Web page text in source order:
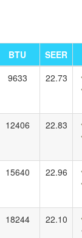
BTU SEER
9633 22.73
12406 22.83
15640 22.96
18244 22.10